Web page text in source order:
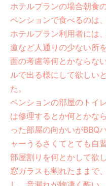
ホテルプランの場合朝食
ペンションで食べるのは
ホテルプラン利用者には
道など人通りの少ない所
面の考慮等何とかならな
ルで出る様にして欲しい
た。
ペンションの部屋のトイ
は修理するとか何とかな
った部屋の向かいがBBQ
ャーうるさくてとても自
部屋割りを何とかして欲し
窓ガラスも割れたままで